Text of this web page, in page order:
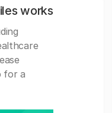
works
for a